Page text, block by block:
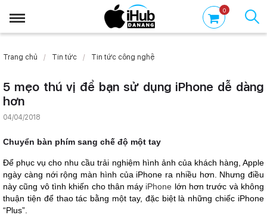
0
Trang chủ Tin tức Tin tức công nghệ
5 mẹo thú vị để bạn sử dụng iPhone dễ dàng
hơn
04/04/2018
Chuyển bàn phím sang chế độ một tay
Để phục vụ cho nhu cầu trải nghiệm hình ảnh của khách hàng, Apple
ngày càng nới rộng màn hình của iPhone ra nhiều hơn. Nhưng điều
này cũng vô tình khiến cho thân máy iPhone lớn hơn trước và không
thuận tiện để thao tác bằng một tay, đặc biệt là những chiếc iPhone
“Plus”.